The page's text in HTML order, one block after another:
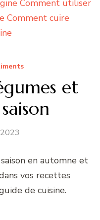
et
en automne et
vos recettes
de cuisine.